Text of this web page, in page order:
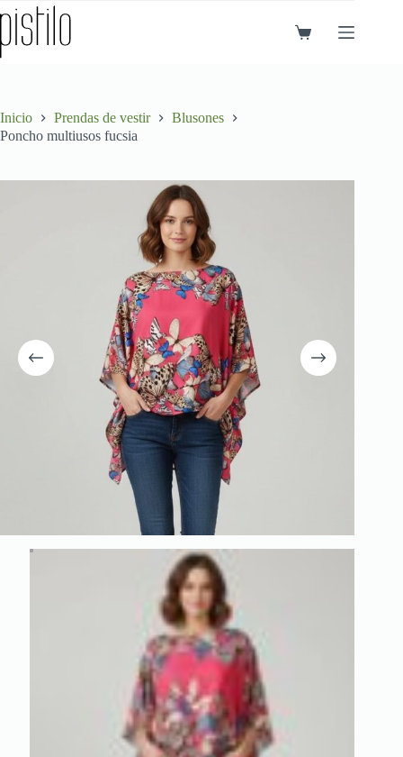
Saltar
al
contenido
Carro
Inicio Prendas de vestir
Blusones
Poncho multiusos fucsia